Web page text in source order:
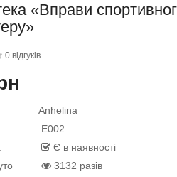
«Вправи
0 відгуків
Anhelina
E002
Є в наявності
3132 разів